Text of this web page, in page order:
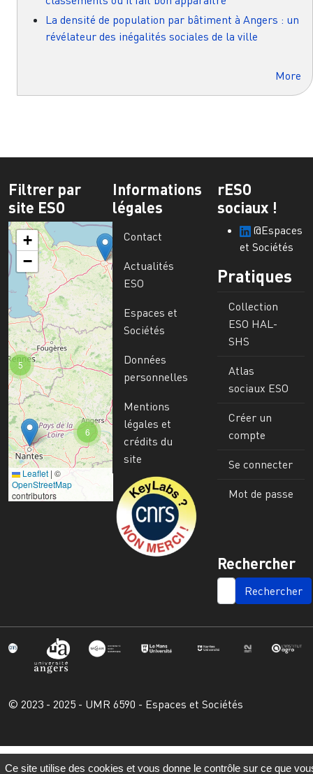
La densité de population par bâtiment à Angers : un
révélateur des inégalités sociales de la ville
More
Filtrer par
site ESO
6
5
+
−
Leaflet | ©
OpenStreetMap
contributors
Informations
légales
Contact
Actualités
ESO
Espaces et
Sociétés
Données
personnelles
Mentions
légales et
crédits du
site
Image
rESO
sociaux !
@Espaces
et Sociétés
Pratiques
Collection
ESO HAL-
SHS
Atlas
sociaux ESO
Créer un
compte
Se connecter
Mot de passe
Rechercher
SEARCH
© 2023 - 2025 - UMR 6590 - Espaces et Sociétés
Ce site utilise des cookies et vous donne le contrôle sur ce que